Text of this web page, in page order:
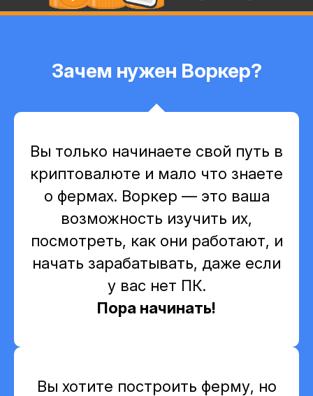
Зачем нужен Воркер?
Вы только начинаете свой путь в
криптовалюте и мало что знаете
о фермах. Воркер — это ваша
возможность изучить их,
посмотреть, как они работают, и
начать зарабатывать, даже если
у вас нет ПК.
Пора начинать!
Вы хотите построить ферму, но